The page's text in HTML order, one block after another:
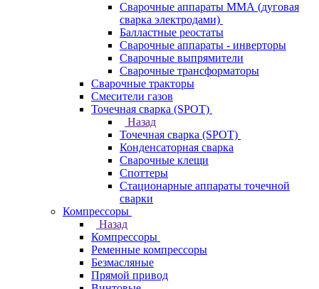
Сварочные аппараты ММА (дуговая
сварка электродами)
Балластные реостаты
Сварочные аппараты - инверторы
Сварочные выпрямители
Сварочные трансформаторы
Сварочные тракторы
Смесители газов
Точечная сварка (SPOT)
Назад
Точечная сварка (SPOT)
Конденсаторная сварка
Сварочные клещи
Споттеры
Стационарные аппараты точечной
сварки
Компрессоры
Назад
Компрессоры
Ременные компрессоры
Безмасляные
Прямой привод